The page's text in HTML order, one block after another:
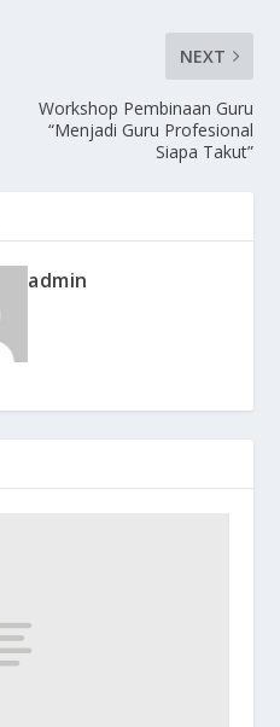
NEXT
Workshop Pembinaan Guru
“Menjadi Guru Profesional
Siapa Takut”
admin